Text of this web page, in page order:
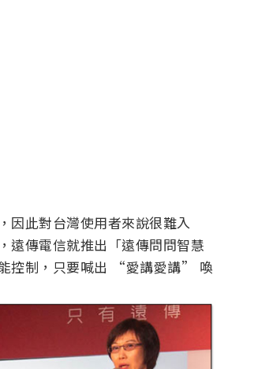
因此對台灣使用者來說很難入
遠傳電信就推出「遠傳問問智慧
控制，只要喊出 “愛講愛講” 喚